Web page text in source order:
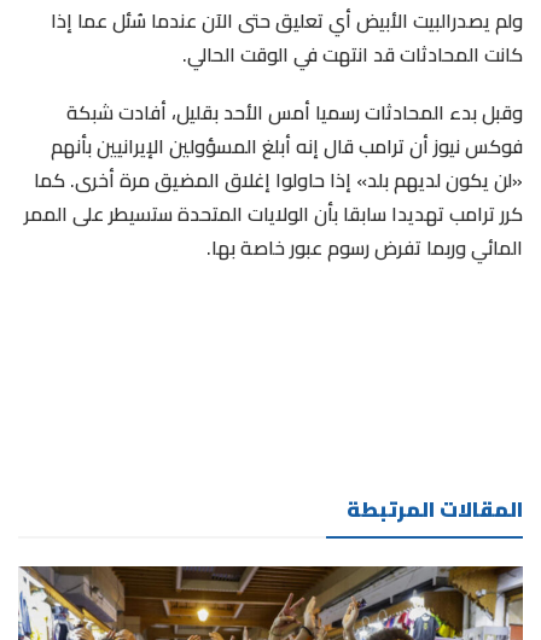
ولم يصدرالبيت الأبيض أي تعليق حتى الآن عندما سُئل عما إذا
كانت المحادثات قد انتهت في الوقت الحالي.
وقبل بدء المحادثات رسميا أمس الأحد بقليل، أفادت شبكة
⁠فوكس نيوز أن ترامب قال إنه أبلغ المسؤولين الإيرانيين بأنهم
«لن يكون لديهم بلد» إذا حاولوا إغلاق المضيق مرة أخرى. كما
كرر ترامب تهديدا سابقا بأن الولايات المتحدة ستسيطر على الممر
المائي وربما تفرض رسوم عبور خاصة بها.
المقالات المرتبطة